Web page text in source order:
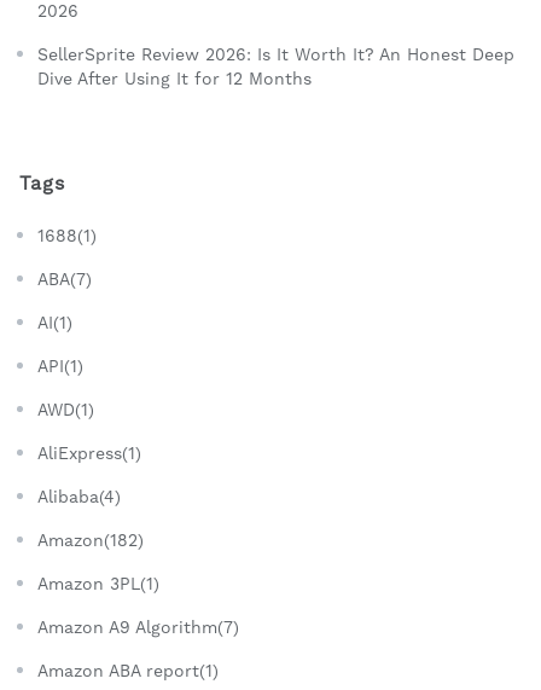
2026
SellerSprite Review 2026: Is It Worth It? An Honest Deep
Dive After Using It for 12 Months
Tags
1688(1)
ABA(7)
AI(1)
API(1)
AWD(1)
AliExpress(1)
Alibaba(4)
Amazon(182)
Amazon 3PL(1)
Amazon A9 Algorithm(7)
Amazon ABA report(1)